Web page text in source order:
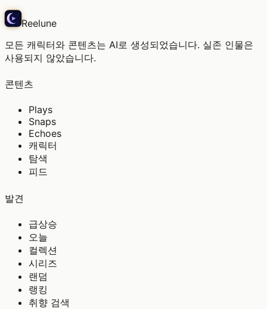
Reelune
모든 캐릭터와 콘텐츠는 AI로 생성되었습니다. 실존 인물은
사용되지 않았습니다.
콘텐츠
Plays
Snaps
Echoes
캐릭터
탐색
피드
발견
급상승
오늘
컬렉션
시리즈
랜덤
랭킹
취향 검색